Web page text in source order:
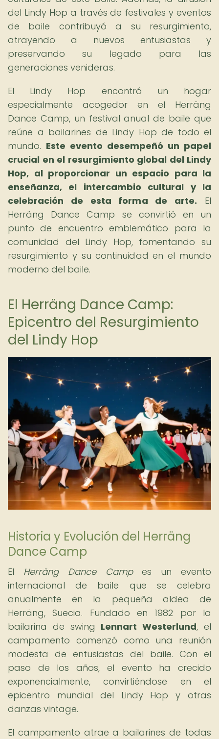
del Lindy Hop a través de festivales y eventos
de baile contribuyó a su resurgimiento,
atrayendo a nuevos entusiastas y
preservando su legado para las
generaciones venideras.
El Lindy Hop encontró un hogar
especialmente acogedor en el Herräng
Dance Camp, un festival anual de baile que
reúne a bailarines de Lindy Hop de todo el
mundo. Este evento desempeñó un papel
crucial en el resurgimiento global del Lindy
Hop, al proporcionar un espacio para la
enseñanza, el intercambio cultural y la
celebración de esta forma de arte. El
Herräng Dance Camp se convirtió en un
punto de encuentro emblemático para la
comunidad del Lindy Hop, fomentando su
resurgimiento y su continuidad en el mundo
moderno del baile.
El Herräng Dance Camp:
Epicentro del Resurgimiento
del Lindy Hop
Historia y Evolución del Herräng
Dance Camp
El Herräng Dance Campes un evento
internacional de baile que se celebra
anualmente en la pequeña aldea de
Herräng, Suecia. Fundado en 1982 por la
bailarina de swing Lennart Westerlund, el
campamento comenzó como una reunión
modesta de entusiastas del baile. Con el
paso de los años, el evento ha crecido
exponencialmente, convirtiéndose en el
epicentro mundial del Lindy Hop y otras
danzas vintage.
El campamento atrae a bailarines de todas